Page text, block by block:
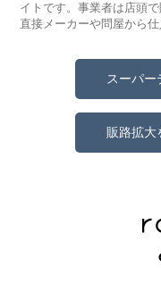
イトです。事業者は店頭
直接メーカーや問屋から仕
スーパー
販路拡大